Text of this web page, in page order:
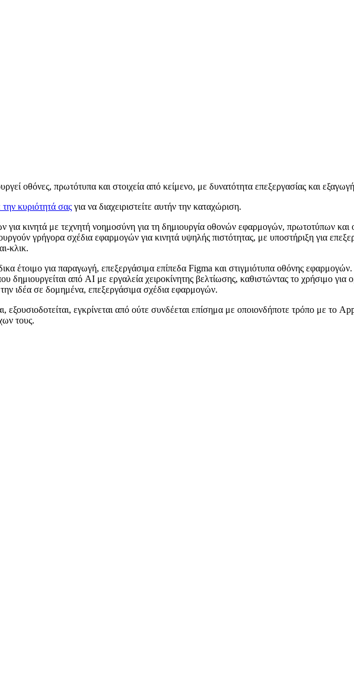
οθόνες, πρωτότυπα και στοιχεία από κείμενο, με δυνατότητα επεξεργασίας και
κυριότητά σας για να διαχειριστείτε αυτήν την καταχώριση.
κινητά με τεχνητή νοημοσύνη για τη δημιουργία οθονών εφαρμογών, πρωτοτύπων και
γρήγορα σχέδια εφαρμογών για κινητά υψηλής πιστότητας, με υποστήριξη για
κλικ.
έτοιμο για παραγωγή, επεξεργάσιμα επίπεδα Figma και στιγμιότυπα οθόνης
δημιουργείται από AI με εργαλεία χειροκίνητης βελτίωσης, καθιστώντας το χρήσιμο
ιδέα σε δομημένα, επεξεργάσιμα σχέδια εφαρμογών.
εξουσιοδοτείται, εγκρίνεται από ούτε συνδέεται επίσημα με οποιονδήποτε τρόπο με το
τους.